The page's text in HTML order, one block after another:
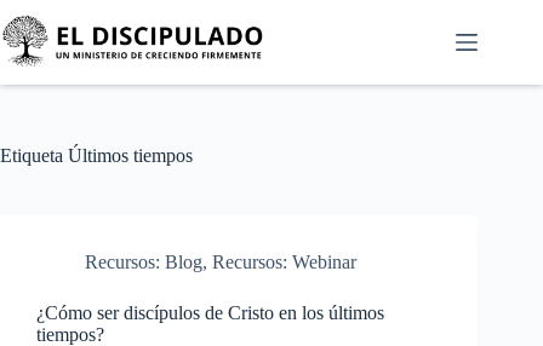
Etiqueta Últimos tiempos
Recursos: Blog, Recursos: Webinar
¿Cómo ser discípulos de Cristo en los últimos
tiempos?